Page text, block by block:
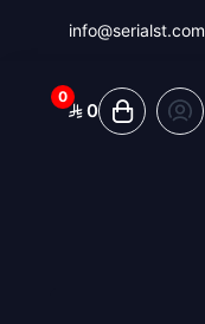
info@serialst.com
0
0